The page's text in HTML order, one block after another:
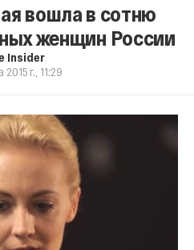
вошла в сотню
женщин России
Insider
г., 11:29